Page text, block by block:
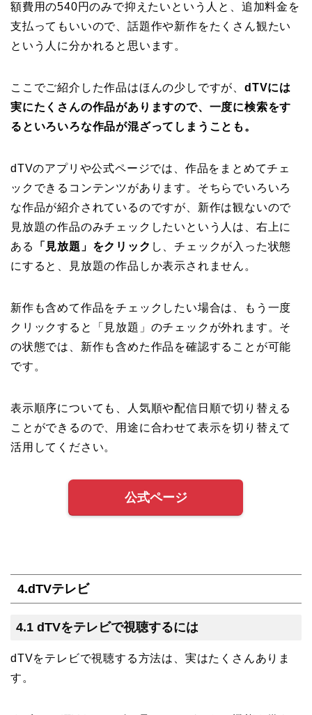
額費用の540円のみで抑えたいという人と、追加料金を
支払ってもいいので、話題作や新作をたくさん観たい
という人に分かれると思います。
ここでご紹介した作品はほんの少しですが、 dTVには
実にたくさんの作品がありますので、一度に検索をす
るといろいろな作品が混ざってしまうことも。
dTVのアプリや公式ページでは、作品をまとめてチェ
ックできるコンテンツがあります。そちらでいろいろ
な作品が紹介されているのですが、新作は観ないので
見放題の作品のみチェックしたいという人は、右上に
ある
「見放題」をクリック し、チェックが入った状態
にすると、見放題の作品しか表示されません。
新作も含めて作品をチェックしたい場合は、もう一度
クリックすると「見放題」のチェックが外れます。そ
の状態では、新作も含めた作品を確認することが可能
です。
表示順序についても、人気順や配信日順で切り替える
ことができるので、用途に合わせて表示を切り替えて
活用してください。
公式ページ
4.dTVテレビ
4.1 dTVをテレビで視聴するには
dTVをテレビで視聴する方法は、実はたくさんありま
す。